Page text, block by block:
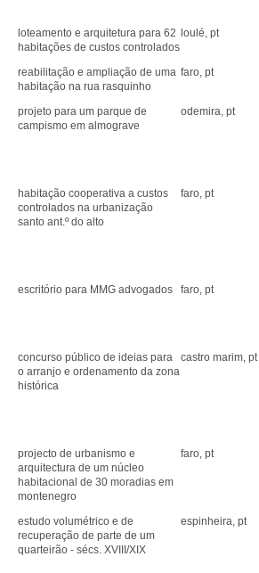
loteamento e arquitetura para 62
habitações de custos controlados
loulé, pt
reabilitação e ampliação de uma
habitação na rua rasquinho
faro, pt
projeto para um parque de
campismo em almograve
odemira, pt
habitação cooperativa a custos
controlados na urbanização
santo ant.º do alto
faro, pt
escritório para MMG advogados faro, pt
concurso público de ideias para
o arranjo e ordenamento da zona
histórica
castro marim, pt
projecto de urbanismo e
arquitectura de um núcleo
habitacional de 30 moradias em
montenegro
faro, pt
estudo volumétrico e de
recuperação de parte de um
quarteirão - sécs. XVIII/XIX
espinheira, pt